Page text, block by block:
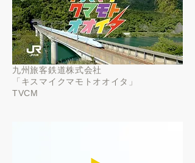
九州旅客鉄道株式会社
「 キスマイクマモトオオイタ」
TVCM